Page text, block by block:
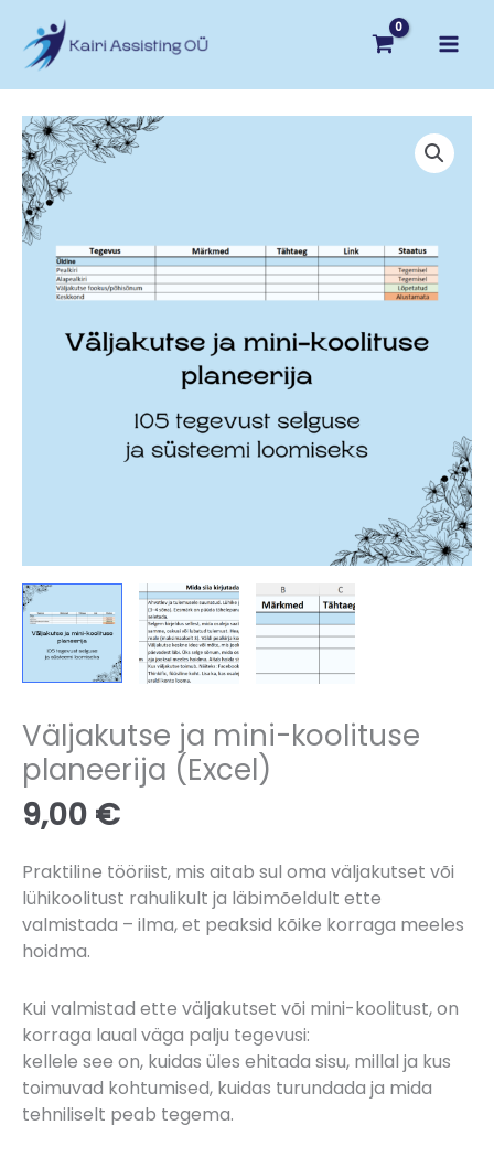
content
Väljakutse ja mini-koolituse
planeerija (Excel)
9,00 €
Praktiline tööriist, mis aitab sul oma väljakutset või
lühikoolitust rahulikult ja läbimõeldult ette
valmistada – ilma, et peaksid kõike korraga meeles
hoidma.
Kui valmistad ette väljakutset või mini-koolitust, on
korraga laual väga palju tegevusi:
kellele see on, kuidas üles ehitada sisu, millal ja kus
toimuvad kohtumised, kuidas turundada ja mida
tehniliselt peab tegema.
Väljakutse
ja
mini-
koolituse
planeerija
(Excel)
kogus
koolituse
planeerija
(Excel)